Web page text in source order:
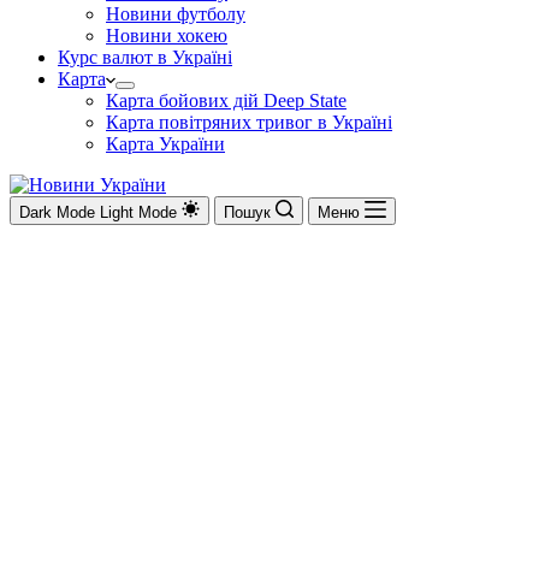
Новини футболу
Новини хокею
Курс валют в Україні
Карта
Карта бойових дій Deep State
Карта повітряних тривог в Україні
Карта України
Dark Mode Light Mode Пошук Меню